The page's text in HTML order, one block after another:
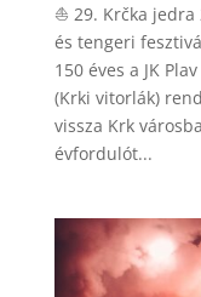
⛵ 29. Krčka
és tengeri
150 éves a JK
(Krki vitorlák)
vissza Krk
évfordulót...